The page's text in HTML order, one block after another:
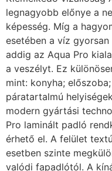
legnagyobb előnye a
képesség. Míg a
esetében a víz
addig az Aqua Pro
a veszélyt. Ez
mint: konyha;
páratartalmú
modern gyártási
Pro laminált padló
érhető el. A felület
esetben szinte
valódi fapadlótól. A